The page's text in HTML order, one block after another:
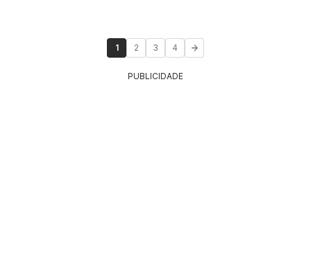
1 2 3 4
PUBLICIDADE